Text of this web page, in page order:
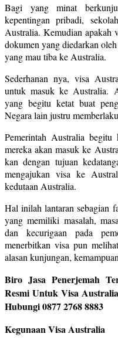
Bagi yang minat
kepentingan pribadi,
Australia. Kemudian apakah
dokumen yang diedarkan
yang mau tiba ke Australia.
Sederhanan nya, visa
untuk masuk ke Australia.
yang begitu ketat buat
Negara lain justru
Pemerintah Australia
mereka akan masuk ke
kan dengan tujuan
mengajukan visa ke
kedutaan Australia.
Hal inilah lantaran sebagian
yang memiliki masalah,
dan kecurigaan pada
menerbitkan visa pun
alasan kunjungan,
Biro Jasa Penerjemah
Resmi Untuk Visa
Hubungi 0877 2768 8883
Kegunaan Visa Australia